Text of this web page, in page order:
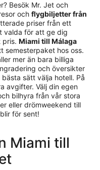
Besök Mr. Jet och
och flygbiljetter från
priser från ett
valda för att ge dig
pris. Miami till Málaga
semesterpaket hos oss.
mer än bara billiga
och översikter
sätt välja hotell. På
avgifter. Välj din egen
bilhyra från vår stora
eller drömweekend till
för sent!
Miami till